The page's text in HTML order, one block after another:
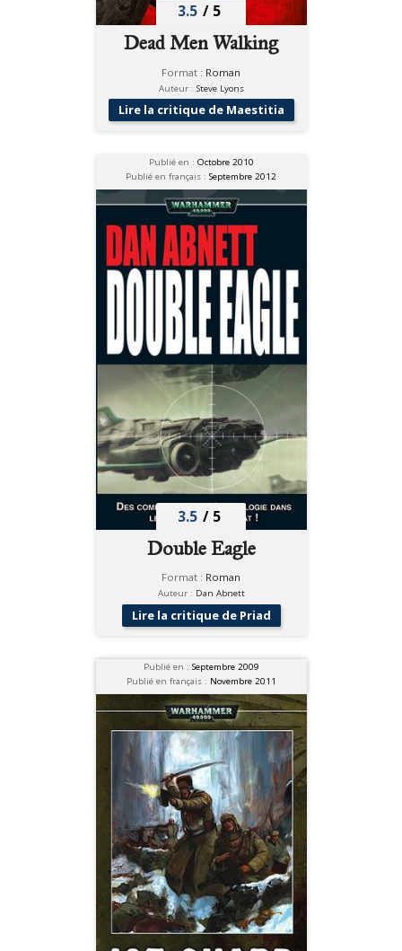
3.5 / 5
Dead Men Walking
Format : Roman
Auteur : Steve Lyons
Lire la critique de Maestitia
Publié en : Octobre 2010
Publié en français : Septembre 2012
3.5 / 5
Double Eagle
Format : Roman
Auteur : Dan Abnett
Lire la critique de Priad
Publié en : Septembre 2009
Publié en français : Novembre 2011